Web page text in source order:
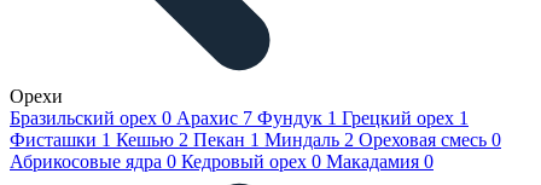
Орехи
Бразильский орех 0 Арахис 7 Фундук 1 Грецкий орех 1
Фисташки 1 Кешью 2 Пекан 1 Миндаль 2 Ореховая смесь 0
Абрикосовые ядра 0 Кедровый орех 0 Макадамия 0